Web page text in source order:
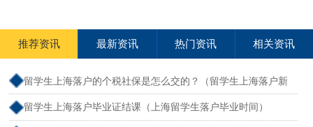
推荐资讯 最新资讯 热门资讯 相关资讯
留学生上海落户的个税社保是怎么交的？（留学生上海落户新
政策2026年社保）
留学生上海落户毕业证结课（上海留学生落户毕业时间）